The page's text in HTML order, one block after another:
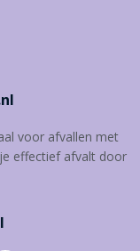
voor afvallen met
effectief afvalt door